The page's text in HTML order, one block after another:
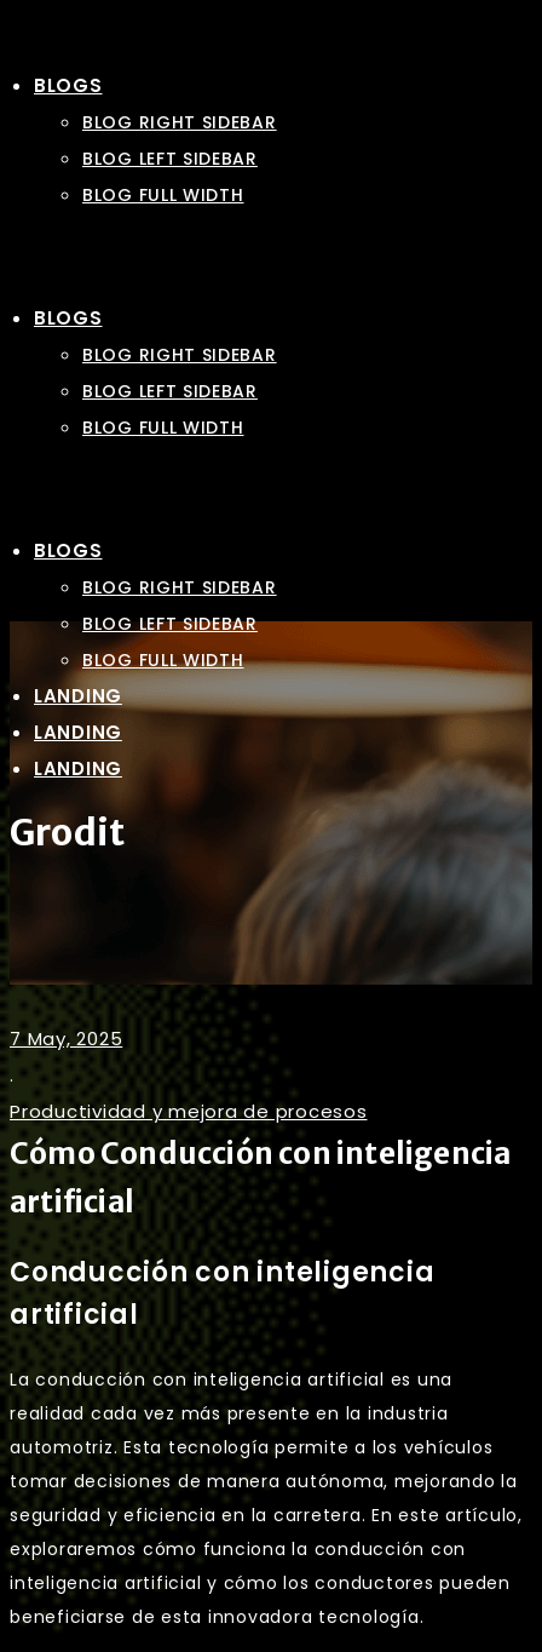
BLOGS
BLOG RIGHT SIDEBAR
BLOG LEFT SIDEBAR
BLOG FULL WIDTH
BLOGS
BLOG RIGHT SIDEBAR
BLOG LEFT SIDEBAR
BLOG FULL WIDTH
BLOGS
BLOG RIGHT SIDEBAR
BLOG LEFT SIDEBAR
BLOG FULL WIDTH
LANDING
LANDING
LANDING
Grodit
7 May, 2025
.
Productividad y mejora de procesos
Cómo Conducción con inteligencia
artificial
Conducción con inteligencia
artificial
La conducción con inteligencia artificial es una
realidad cada vez más presente en la industria
automotriz. Esta tecnología permite a los vehículos
tomar decisiones de manera autónoma, mejorando la
seguridad y eficiencia en la carretera. En este artículo,
exploraremos cómo funciona la conducción con
inteligencia artificial y cómo los conductores pueden
beneficiarse de esta innovadora tecnología.